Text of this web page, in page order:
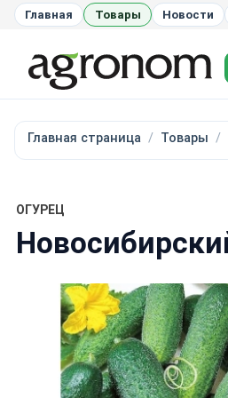
Главная Товары Новости
Главная страница Товары
ОГУРЕЦ